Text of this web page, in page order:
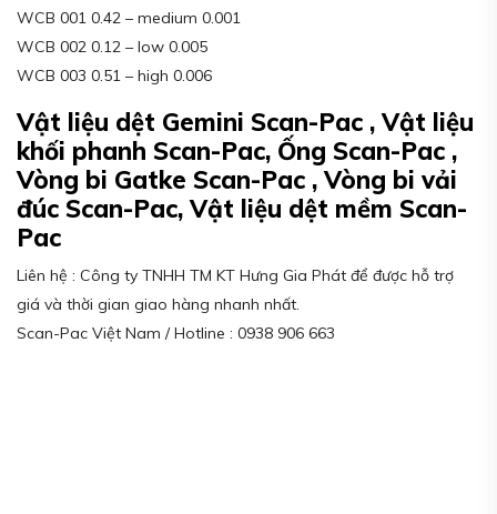
WCB 001 0.42 – medium 0.001
WCB 002 0.12 – low 0.005
WCB 003 0.51 – high 0.006
Vật liệu dệt Gemini Scan-Pac , Vật liệu
khối phanh Scan-Pac, Ống Scan-Pac ,
Vòng bi Gatke Scan-Pac , Vòng bi vải
đúc Scan-Pac, Vật liệu dệt mềm Scan-
Pac
Liên hệ : Công ty TNHH TM KT Hưng Gia Phát để được hỗ trợ
giá và thời gian giao hàng nhanh nhất.
Scan-Pac Việt Nam / Hotline : 0938 906 663